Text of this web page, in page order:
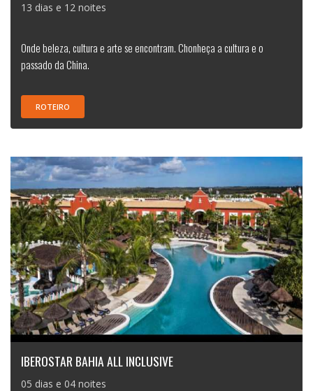
13 dias e 12 noites
Onde beleza, cultura e arte se encontram. Chonheça a cultura e o
passado da China.
ROTEIRO
IBEROSTAR BAHIA ALL INCLUSIVE
05 dias e 04 noites